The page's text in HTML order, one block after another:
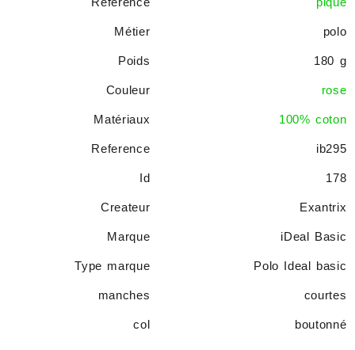
Métier polo
Poids 180 g
Couleur rose
Matériaux 100% coton
Reference ib295
Id 178
Createur Exantrix
Marque iDeal Basic
Type marque Polo Ideal basic
manches courtes
col boutonné